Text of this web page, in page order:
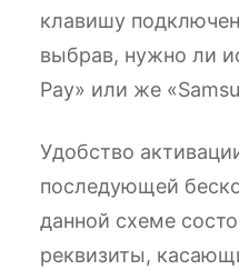
клавишу
выбрав, нужно ли
Pay» или же
Удобство
последующей
данной схеме
реквизиты,